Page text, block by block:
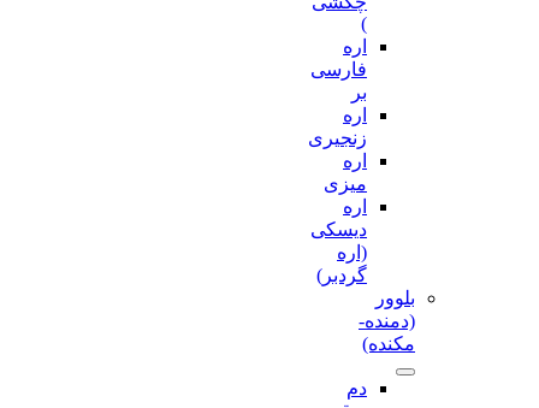
فارسی
زنجیری
دیسکی
گردبر)
بلوور
(دمنده-
مکنده)